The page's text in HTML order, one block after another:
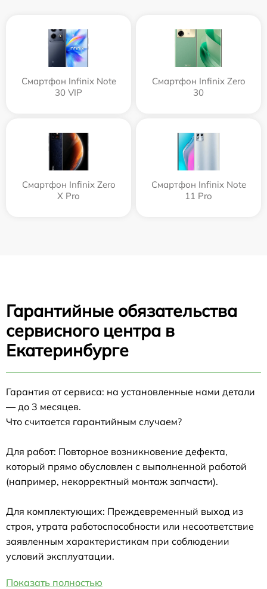
Смартфон Infinix Note
30 VIP
Смартфон Infinix Zero
30
Смартфон Infinix Zero
X Pro
Смартфон Infinix Note
11 Pro
Гарантийные обязательства
сервисного центра в
Екатеринбурге
Гарантия от сервиса: на установленные нами детали
— до 3 месяцев.
Что считается гарантийным случаем?
Для работ: Повторное возникновение дефекта,
который прямо обусловлен с выполненной работой
(например, некорректный монтаж запчасти).
Для комплектующих: Преждевременный выход из
строя, утрата работоспособности или несоответствие
заявленным характеристикам при соблюдении
условий эксплуатации.
Показать полностью